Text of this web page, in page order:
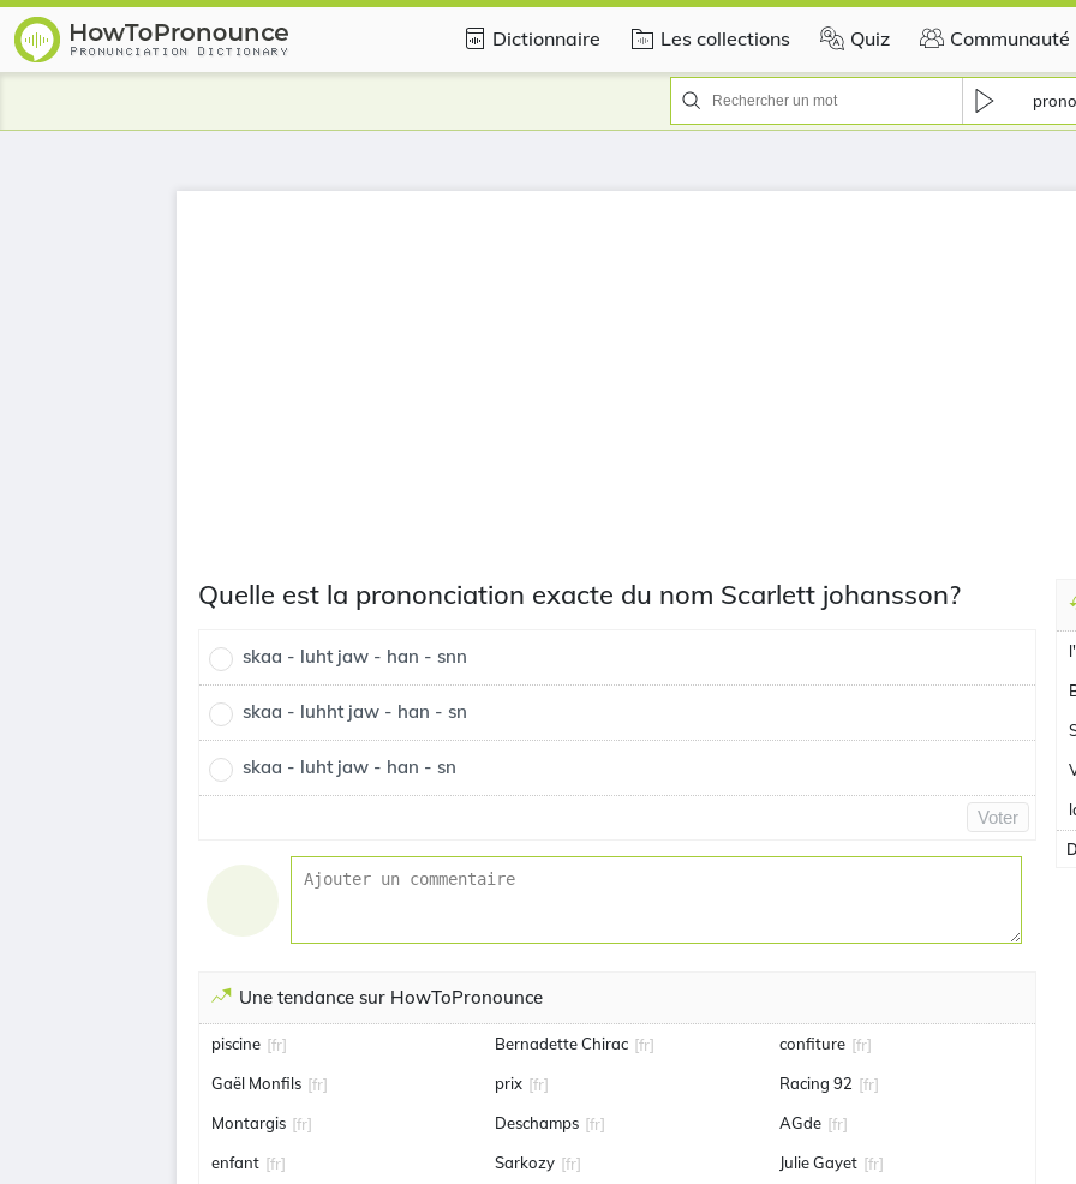
Dictionnaire Les collections Quiz Communauté
Quelle est la prononciation exacte du nom Scarlett johansson?
skaa - luht jaw - han - snn
skaa - luhht jaw - han - sn
skaa - luht jaw - han - sn
Voter
Une tendance sur HowToPronounce
piscine [fr]
Gaël Monfils [fr]
Montargis [fr]
enfant [fr]
Bernadette Chirac [fr]
prix [fr]
Deschamps [fr]
Sarkozy [fr]
confiture [fr]
Racing 92 [fr]
AGde [fr]
Julie Gayet [fr]